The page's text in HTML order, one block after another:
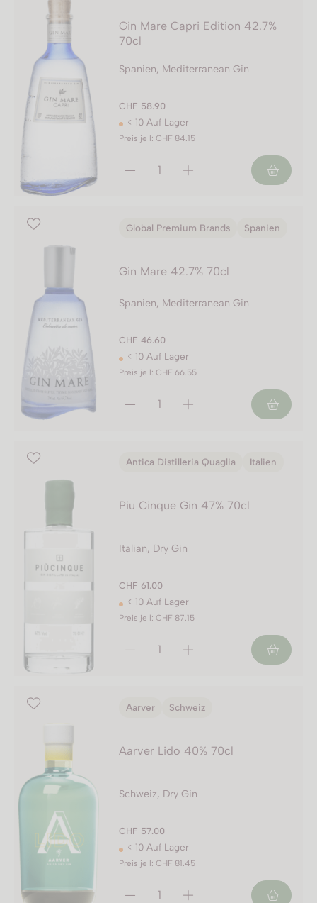
Gin Mare Capri Edition 42.7%
70cl
Spanien, Mediterranean Gin
CHF 58.90
< 10 Auf Lager
Preis je l: CHF 84.15
Global Premium Brands Spanien
Gin Mare 42.7% 70cl
Spanien, Mediterranean Gin
CHF 46.60
< 10 Auf Lager
Preis je l: CHF 66.55
Antica Distilleria Quaglia Italien
Piu Cinque Gin 47% 70cl
Italian, Dry Gin
CHF 61.00
< 10 Auf Lager
Preis je l: CHF 87.15
Aarver Schweiz
Aarver Lido 40% 70cl
Schweiz, Dry Gin
CHF 57.00
< 10 Auf Lager
Preis je l: CHF 81.45